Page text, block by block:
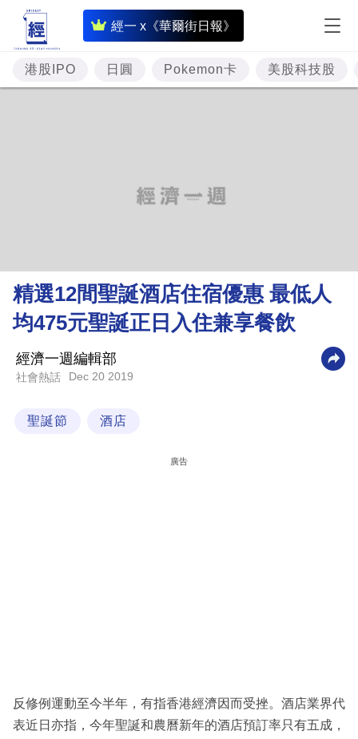
經一 x《華爾街日報》
即
時
財
經
理
財
商
業
科
區
港股IPO 日圓 Pokemon卡 美股科技股
精選12間聖誕酒店住宿優惠 最低人
均475元聖誕正日入住兼享餐飲
經濟一週編輯部
社會熱話 Dec 20 2019
聖誕節 酒店
廣告
反修例運動至今半年，有指香港經濟因而受挫。酒店業界代
表近日亦指，今年聖誕和農曆新年的酒店預訂率只有五成，